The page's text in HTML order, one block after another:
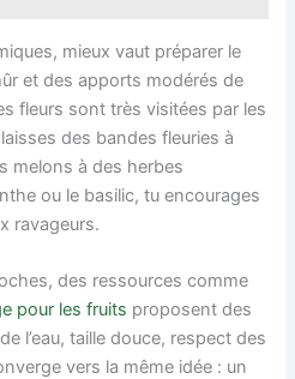
mieux vaut préparer le
et des apports modérés de
fleurs sont très visitées par les
des bandes fleuries à
melons à des herbes
ou le basilic, tu encourages
ravageurs.
des ressources comme
pour les fruits proposent des
l’eau, taille douce, respect des
vers la même idée : un